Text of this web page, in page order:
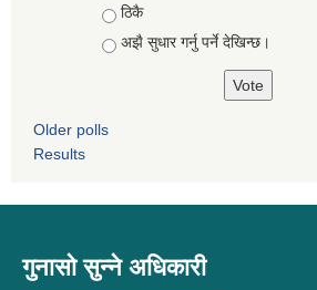
ठिकै
अझै सुधार गर्नु पर्ने देखिन्छ।
Older polls
Results
गुनासो सुन्ने अधिकारी